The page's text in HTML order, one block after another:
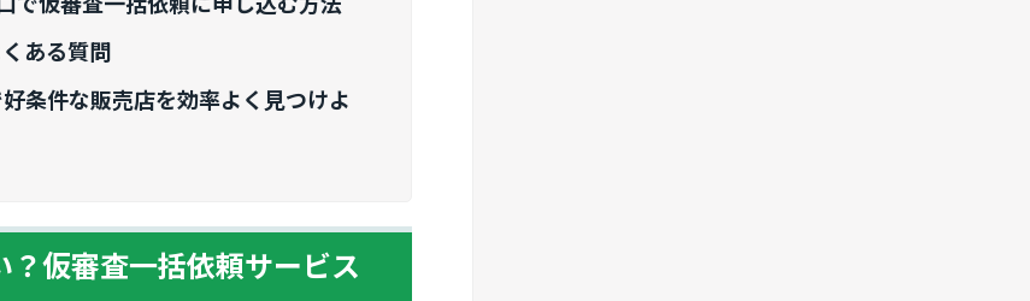
ある質問
条件な販売店を効率よく見つけよ
仮審査一括依頼サービス